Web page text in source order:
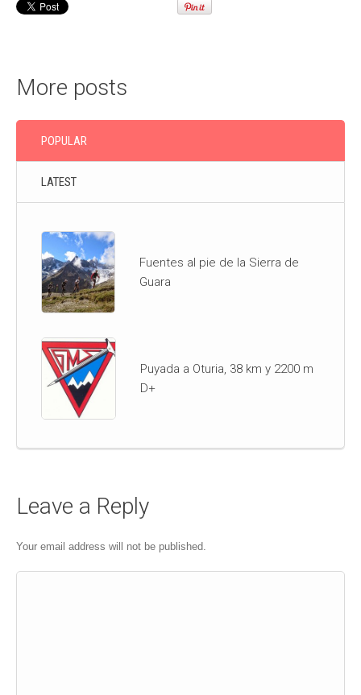
More posts
POPULAR
LATEST
Fuentes al pie de la Sierra de
Guara
Puyada a Oturia, 38 km y 2200 m
D+
Leave a Reply
Your email address will not be published.